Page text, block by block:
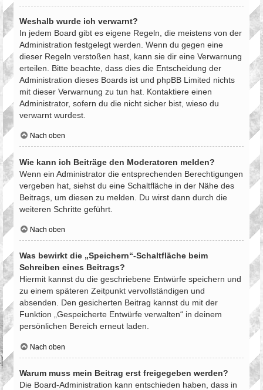
Weshalb wurde ich verwarnt?
In jedem Board gibt es eigene Regeln, die meistens von der
Administration festgelegt werden. Wenn du gegen eine
dieser Regeln verstoßen hast, kann sie dir eine Verwarnung
erteilen. Bitte beachte, dass dies die Entscheidung der
Administration dieses Boards ist und phpBB Limited nichts
mit dieser Verwarnung zu tun hat. Kontaktiere einen
Administrator, sofern du die nicht sicher bist, wieso du
verwarnt wurdest.
Nach oben
Wie kann ich Beiträge den Moderatoren melden?
Wenn ein Administrator die entsprechenden Berechtigungen
vergeben hat, siehst du eine Schaltfläche in der Nähe des
Beitrags, um diesen zu melden. Du wirst dann durch die
weiteren Schritte geführt.
Nach oben
Was bewirkt die „Speichern“-Schaltfläche beim
Schreiben eines Beitrags?
Hiermit kannst du die geschriebene Entwürfe speichern und
zu einem späteren Zeitpunkt vervollständigen und
absenden. Den gesicherten Beitrag kannst du mit der
Funktion „Gespeicherte Entwürfe verwalten“ in deinem
persönlichen Bereich erneut laden.
Nach oben
Warum muss mein Beitrag erst freigegeben werden?
Die Board-Administration kann entschieden haben, dass in